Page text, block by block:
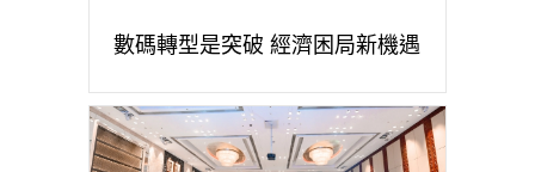
數碼轉型是突破 經濟困局新機遇